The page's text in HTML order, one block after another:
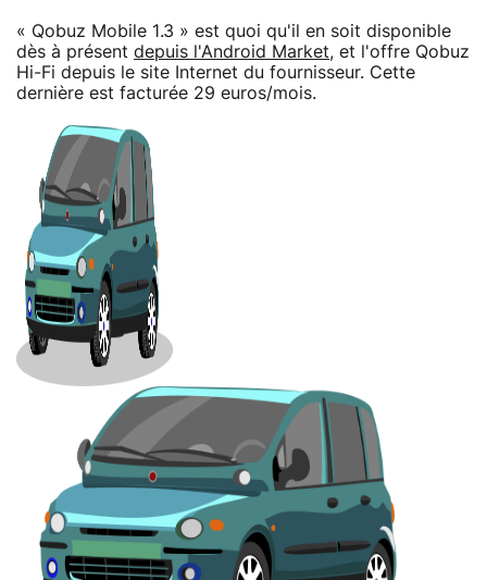
« Qobuz Mobile 1.3 » est quoi qu'il en soit disponible
dès à présent depuis l'Android Market, et l'offre Qobuz
Hi-Fi depuis le site Internet du fournisseur. Cette
dernière est facturée 29 euros/mois.